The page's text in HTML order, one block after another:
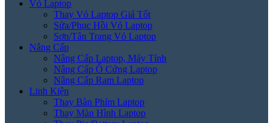
Vỏ Laptop
Thay Vỏ Laptop Giá Tốt
Sửa/Phục Hồi Vỏ Laptop
Sơn/Tân Trang Vỏ Laptop
Nâng Cấp
Nâng Cấp Laptop, Máy Tính
Nâng Cấp Ổ Cứng Laptop
Nâng Cấp Ram Laptop
Linh Kiện
Thay Bàn Phím Laptop
Thay Màn Hình Laptop